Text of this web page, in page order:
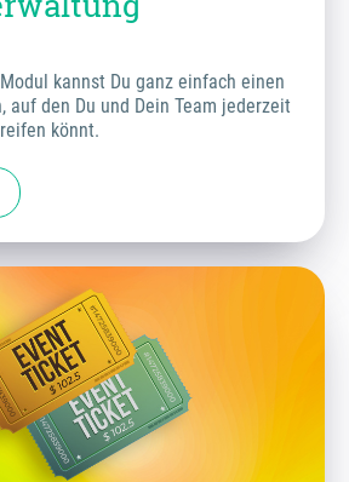
kannst Du ganz einfach einen
auf den Du und Dein Team jederzeit
könnt.